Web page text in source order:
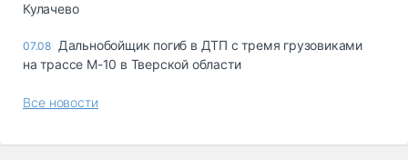
Кулачево
07.08 Дальнобойщик погиб в ДТП с тремя грузовиками
на трассе М-10 в Тверской области
Все новости